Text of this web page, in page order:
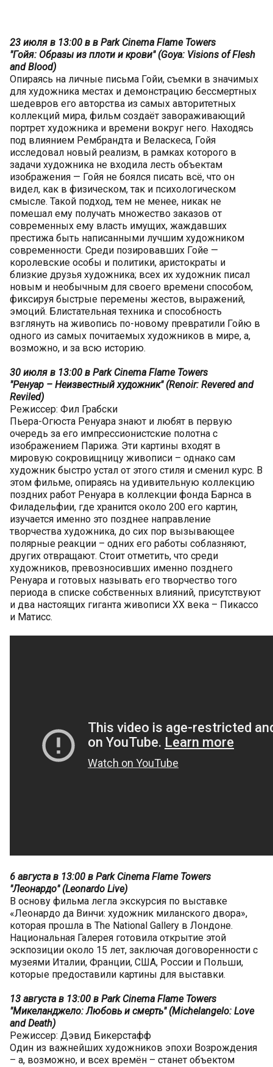
23 июля в 13:00 в в Park Cinema Flame Towers
"Гойя: Образы из плоти и крови" (Goya: Visions of Flesh
and Blood)
Опираясь на личные письма Гойи, съемки в значимых
для художника местах и демонстрацию бессмертных
шедевров его авторства из самых авторитетных
коллекций мира, фильм создаёт завораживающий
портрет художника и времени вокруг него. Находясь
под влиянием Рембрандта и Веласкеса, Гойя
исследовал новый реализм, в рамках которого в
задачи художника не входила лесть объектам
изображения — Гойя не боялся писать всё, что он
видел, как в физическом, так и психологическом
смысле. Такой подход, тем не менее, никак не
помешал ему получать множество заказов от
современных ему власть имущих, жаждавших
престижа быть написанными лучшим художником
современности. Среди позировавших Гойе —
королевские особы и политики, аристократы и
близкие друзья художника; всех их художник писал
новым и необычным для своего времени способом,
фиксируя быстрые перемены жестов, выражений,
эмоций. Блистательная техника и способность
взглянуть на живопись по-новому превратили Гойю в
одного из самых почитаемых художников в мире, а,
возможно, и за всю историю.
30 июля в 13:00 в Park Cinema Flame Towers
"Ренуар – Неизвестный художник" (Renoir: Revered and
Reviled)
Режиссер: Фил Грабски
Пьера-Огюста Ренуара знают и любят в первую
очередь за его импрессионистские полотна с
изображением Парижа. Эти картины входят в
мировую сокровищницу живописи – однако сам
художник быстро устал от этого стиля и сменил курс. В
этом фильме, опираясь на удивительную коллекцию
поздних работ Ренуара в коллекции фонда Барнса в
Филадельфии, где хранится около 200 его картин,
изучается именно это позднее направление
творчества художника, до сих пор вызывающее
полярные реакции – одних его работы соблазняют,
других отвращают. Стоит отметить, что среди
художников, превозносивших именно позднего
Ренуара и готовых называть его творчество того
периода в списке собственных влияний, присутствуют
и два настоящих гиганта живописи ХХ века – Пикассо
и Матисс.
6 августа в 13:00 в Park Cinema Flame Towers
"Леонардо" (Leonardo Live)
В основу фильма легла экскурсия по выставке
«Леонардо да Винчи: художник миланского двора»,
которая прошла в The National Gallery в Лондоне.
Национальная Галерея готовила открытие этой
эскпозиции около 15 лет, заключая договоренности с
музеями Италии, Франции, США, России и Польши,
которые предоставили картины для выставки.
13 августа в 13:00 в Park Cinema Flame Towers
"Микеланджело: Любовь и смерть" (Michelangelo: Love
and Death)
Режиссер: Дэвид Бикерстафф
Один из важнейших художников эпохи Возрождения
– а, возможно, и всех времён – станет объектом